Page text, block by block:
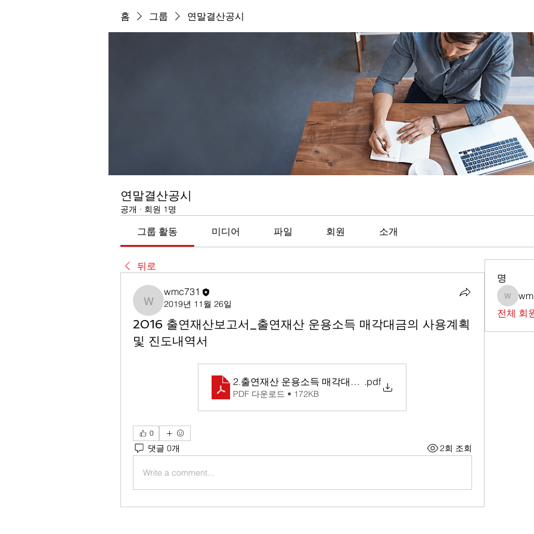
홈 그룹 연말결산공시
연말결산공시
공개 · 회원 1명
그룹 활동 미디어 파일 회원 소개
뒤로
wmc731
wmc731
2019년 11월 26일
2016 출연재산보고서_출연재산 운용소득 매각대금의 사용계획
및 진도내역서
2.출연재산 운용소득 매각대금의 사용계획 및 진도내역서
.pdf
PDF 다운로드 • 172KB
0
댓글 0개 2회 조회
Write a comment...
명
전체 회